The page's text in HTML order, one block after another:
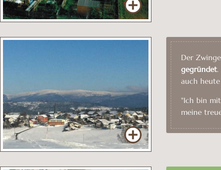
Der
gegründet.
auch
"Ich bin
meine